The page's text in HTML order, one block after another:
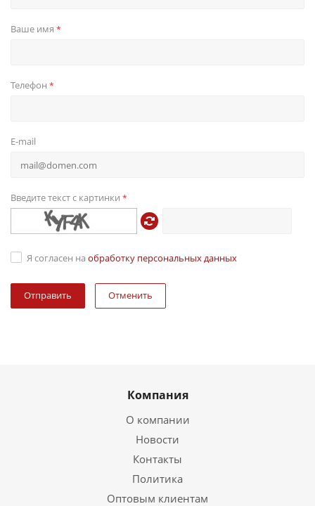
Ваше имя *
Телефон *
E-mail
Введите текст с картинки *
Я согласен на обработку персональных данных
Отменить
Компания
О компании
Новости
Контакты
Политика
Оптовым клиентам